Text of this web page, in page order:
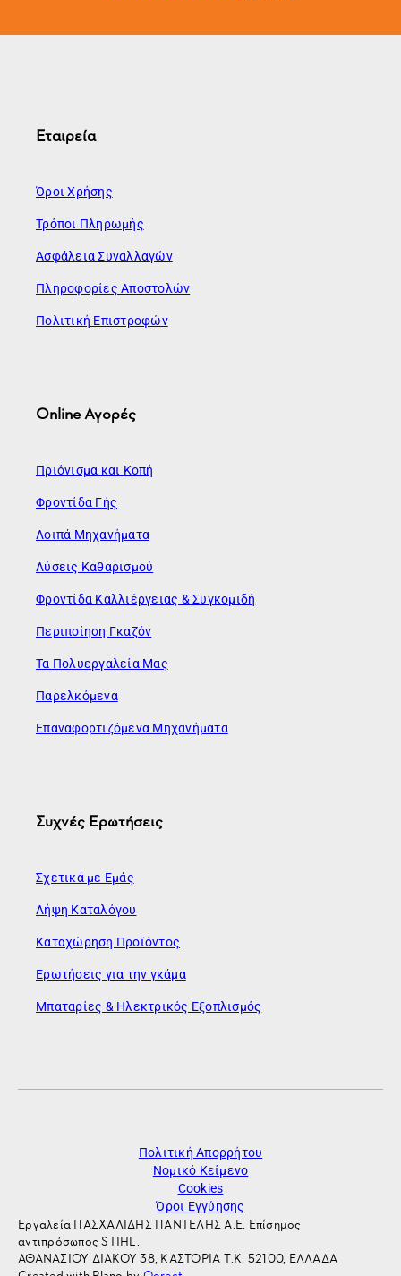
Εταιρεία
Όροι Χρήσης
Τρόποι Πληρωμής
Ασφάλεια Συναλλαγών
Πληροφορίες Αποστολών
Πολιτική Επιστροφών
Online Αγορές
Πριόνισμα και Κοπή
Φροντίδα Γής
Λοιπά Μηχανήματα
Λύσεις Καθαρισμού
Φροντίδα Καλλιέργειας & Συγκομιδή
Περιποίηση Γκαζόν
Τα Πολυεργαλεία Μας
Παρελκόμενα
Επαναφορτιζόμενα Μηχανήματα
Συχνές Ερωτήσεις
Σχετικά με Εμάς
Λήψη Καταλόγου
Καταχώρηση Προϊόντος
Ερωτήσεις για την γκάμα
Μπαταρίες & Ηλεκτρικός Εξοπλισμός
Πολιτική Απορρήτου
Νομικό Κείμενο
Cookies
Όροι Εγγύησης
Εργαλεία ΠΑΣΧΑΛΙΔΗΣ ΠΑΝΤΕΛΗΣ Α.Ε. Επίσημος
αντιπρόσωπος STIHL.
ΑΘΑΝΑΣΙΟΥ ΔΙΑΚΟΥ 38, ΚΑΣΤΟΡΙΑ Τ.Κ. 52100, ΕΛΛΑΔΑ